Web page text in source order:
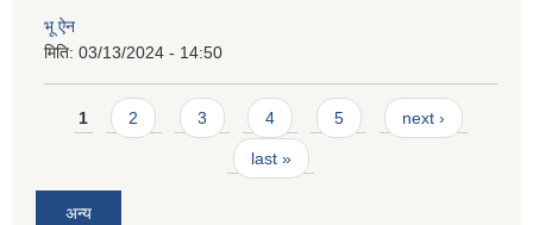
भू ऐन
मिति: 03/13/2024 - 14:50
Pages
1 2 3 4 5 next ›
last »
अन्य